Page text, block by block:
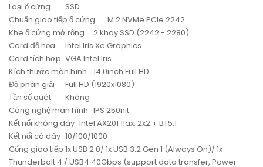
Loại ổ cứng
SSD
Chuẩn giao tiếp ổ cứng
M.2 NVMe PCIe 2242
Khe ổ cứng mở rộng
2 khay SSD (2242 - 2280)
Card đồ họa
Intel Iris Xe Graphics
Card tích hợp VGA Intel Iris
Kích thước màn hình
14.0inch Full HD
Độ phân giải
Full HD (1920x1080)
Tần số quét
Không
Công nghệ màn hình IPS 250nit
Kết nối không dây Intel AX201 11ax. 2x2 + BT5.1
Kết nối có dây 10/100/1000
Cổng giao tiếp 1x USB 2.0/ 1x USB 3.2 Gen 1 (Always On)/ 1x
Thunderbolt 4 / USB4 40Gbps (support data transfer, Power